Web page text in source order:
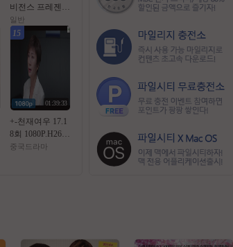
비전스 프레젠츠
- 아홉번째 제다
이 (2026)
일반
15
01:39:33
+-천재여우 17.1
8회 1080P.H264.
AAC [번역기자
중국드라마